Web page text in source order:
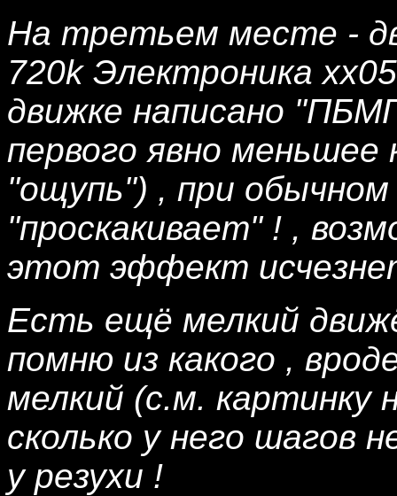
На третьем месте -
720k Электроника
движке написано
первого явно меньшее
"ощупь") , при
"проскакивает" ! ,
этот эффект
Есть ещё мелкий
помню из какого ,
мелкий (с.м. картинку
сколько у него шагов
у резухи !